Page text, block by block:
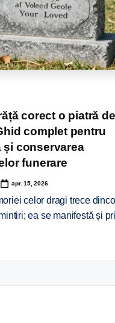
corect o piatră de
complet pentru
și conservarea
funerare
apr. 15, 2026
celor dragi trece
ea se manifestă și